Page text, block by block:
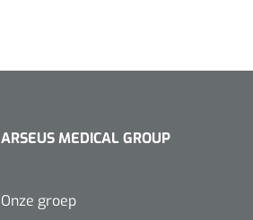
ARSEUS MEDICAL GROUP
Onze groep